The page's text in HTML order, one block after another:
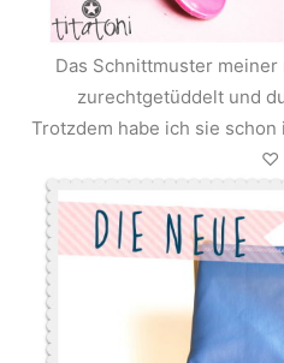
Das Schnittmuster
zurechtgetüddelt und
Trotzdem habe ich sie
♡